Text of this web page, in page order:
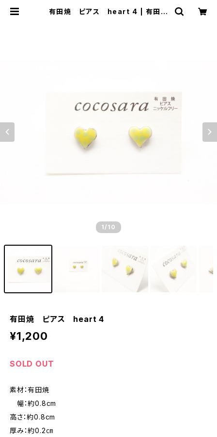
有田焼 ピアス heart 4 | 有田焼
1 /10
有田焼 ピアス heart 4
¥1,200
SOLD OUT
素材：有田焼
幅：約0.8cm
高さ：約0.8cm
厚み：約0.2㎝